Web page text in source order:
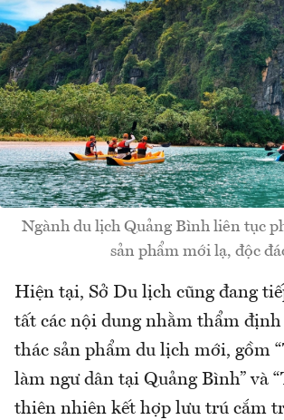
Ngành du lịch Quảng Bình liên tục
sản phẩm mới lạ, độc
Hiện tại, Sở Du lịch cũng đang
tất các nội dung nhằm thẩm định
thác sản phẩm du lịch mới, gồm
làm ngư dân tại Quảng Bình” và
thiên nhiên kết hợp lưu trú cắm